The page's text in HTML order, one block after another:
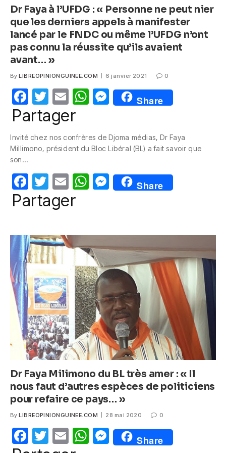
Dr Faya à l’UFDG : « Personne ne peut nier
que les derniers appels à manifester
lancé par le FNDC ou même l’UFDG n’ont
pas connu la réussite qu’ils avaient
avant… »
By LIBREOPINIONGUINEE.COM 6 janvier 2021 0
F
a
e
o
o
k
T
w
itt
er
E
m
W
s
p
p
M
e
e
g
er
Share
Partager
Invité chez nos confrères de Djoma médias, Dr Faya
Millimono, président du Bloc Libéral (BL) a fait savoir que
son…
F
a
e
b
o
o
k
T
w
itt
er
E
m
W
s
A
p
p
M
e
e
n
g
er
Share
Partager
Dr Faya Milimono du BL très amer : « Il
nous faut d’autres espèces de politiciens
pour refaire ce pays… »
By LIBREOPINIONGUINEE.COM 28 mai 2020 0
F
T
E
W M
Share